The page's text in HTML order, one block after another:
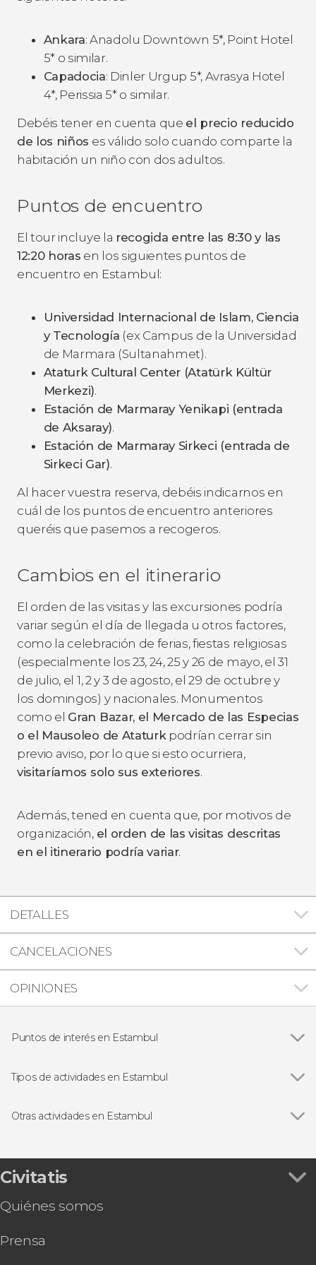
Ankara: Anadolu Downtown 5*, Point Hotel
5* o similar.
Capadocia: Dinler Urgup 5*, Avrasya Hotel
4*, Perissia 5* o similar.
Debéis tener en cuenta que el precio reducido
de los niños es válido solo cuando comparte la
habitación un niño con dos adultos.
Puntos de encuentro
El tour incluye la recogida entre las 8:30 y las
12:20 horas en los siguientes puntos de
encuentro en Estambul:
Universidad Internacional de Islam, Ciencia
y Tecnología (ex Campus de la Universidad
de Marmara (Sultanahmet).
Ataturk Cultural Center (Atatürk Kültür
Merkezi).
Estación de Marmaray Yenikapi (entrada
de Aksaray).
Estación de Marmaray Sirkeci (entrada de
Sirkeci Gar).
Al hacer vuestra reserva, debéis indicarnos en
cuál de los puntos de encuentro anteriores
queréis que pasemos a recogeros.
Cambios en el itinerario
El orden de las visitas y las excursiones podría
variar según el día de llegada u otros factores,
como la celebración de ferias, fiestas religiosas
(especialmente los 23, 24, 25 y 26 de mayo, el 31
de julio, el 1, 2 y 3 de agosto, el 29 de octubre y
los domingos) y nacionales. Monumentos
como el Gran Bazar, el Mercado de las Especias
o el Mausoleo de Ataturk podrían cerrar sin
previo aviso, por lo que si esto ocurriera,
visitaríamos solo sus exteriores.
Además, tened en cuenta que, por motivos de
organización, el orden de las visitas descritas
en el itinerario podría variar.
DETALLES
CANCELACIONES
OPINIONES
Puntos de interés en Estambul
Palacio de Topkapi
Cisterna Basílica
Tipos de actividades en Estambul
Free tours en Estambul
Baños turcos en Estambul
Excursiones de un día desde Estambul
Otras actividades en Estambul
Entradas a Santa Sofía, Mezquita Azul, Palacio
de Topkapi y Cisterna Basílica
Entradas al Palacio de Dolmabahçe con
Tour por los palacios y mezquitas de Estambul
Civitatis
Quiénes somos
Prensa